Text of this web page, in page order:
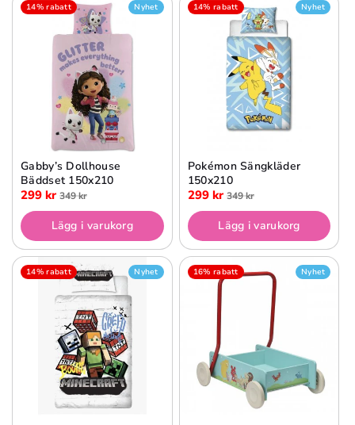
14% rabatt Nyhet
Gabby’s Dollhouse
Bäddset 150x210
299 kr 349 kr
Lägg i varukorg
14% rabatt Nyhet
Pokémon Sängkläder
150x210
299 kr 349 kr
Lägg i varukorg
14% rabatt Nyhet 16% rabatt Nyhet